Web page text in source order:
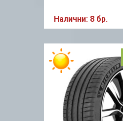
Налични: 8 бр.